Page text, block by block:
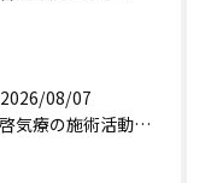
2026/08/07
天啓気療の施術活動で得られる効果や体験談と好転反応の実際